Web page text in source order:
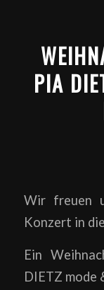
PIA
Wir freuen
Konzert in
Ein
DIETZ mode